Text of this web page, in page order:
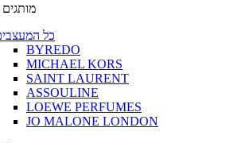
מותגים
כל
BYREDO
MICHAEL KORS
SAINT LAURENT
ASSOULINE
LOEWE PERFUMES
JO MALONE LONDON